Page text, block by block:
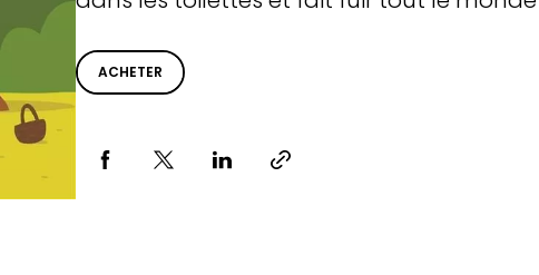
ACHETER
Partager via